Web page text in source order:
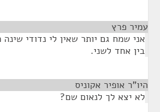
עמיר פרץ
אני שמח גם יותר שאין לי נדודי
בין אחד לשני.
היו"ר אופיר אקוניס
לא יצא לך לנאום שם?